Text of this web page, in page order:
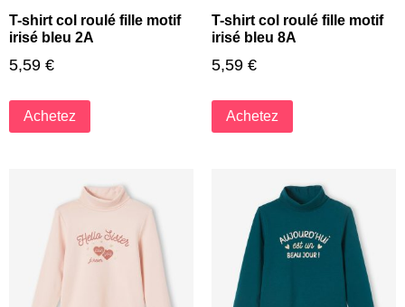
T-shirt col roulé fille motif
irisé bleu 2A
5,59 €
Achetez
T-shirt col roulé fille motif
irisé bleu 8A
5,59 €
Achetez